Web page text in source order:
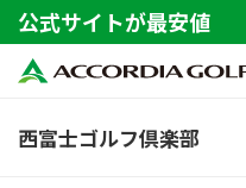
公式サイトが最安値
西富士ゴルフ倶楽部